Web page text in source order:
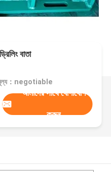
বাতা
：negotiable
আমাদের সাথে যোগাযোগ
করুন